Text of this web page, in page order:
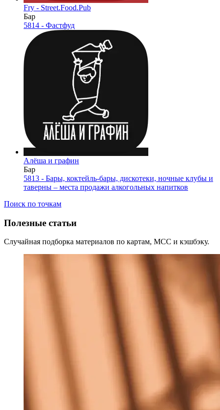
Fry - Street.Food.Pub
Бар
5814 - Фастфуд
Алёша и графин
Бар
5813 - Бары, коктейль-бары, дискотеки, ночные клубы и
таверны – места продажи алкогольных напитков
Поиск по точкам
Полезные статьи
Случайная подборка материалов по картам, MCC и кэшбэку.